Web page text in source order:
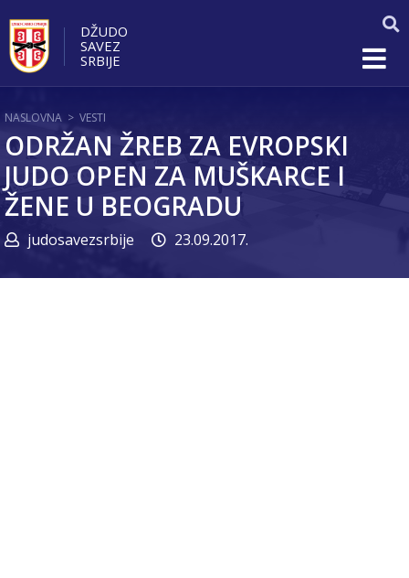
DŽUDO
SAVEZ
SRBIJE
NASLOVNA > VESTI
ODRŽAN ŽREB ZA EVROPSKI
JUDO OPEN ZA MUŠKARCE I
ŽENE U BEOGRADU
judosavezsrbije 23.09.2017.